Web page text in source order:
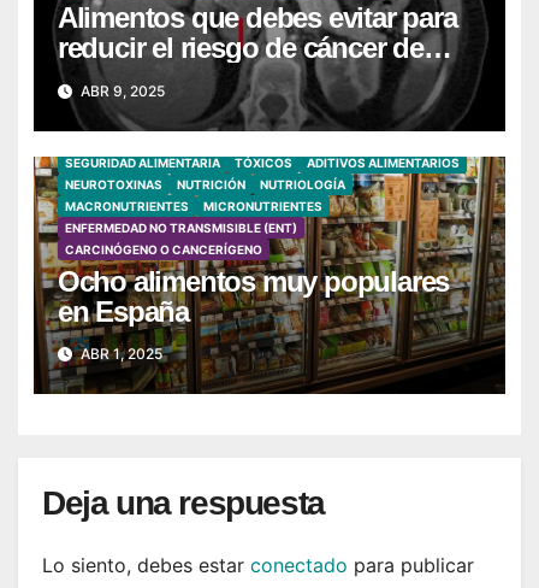
Alimentos que debes evitar para
reducir el riesgo de cáncer de
páncreas
ABR 9, 2025
SEGURIDAD ALIMENTARIA TÓXICOS
ADITIVOS ALIMENTARIOS
NEUROTOXINAS
NUTRICIÓN
NUTRIOLOGÍA
MACRONUTRIENTES
MICRONUTRIENTES
ENFERMEDAD NO TRANSMISIBLE (ENT)
CARCINÓGENO O CANCERÍGENO
Ocho alimentos muy populares
en España
ABR 1, 2025
Deja una respuesta
Lo siento, debes estar conectado para publicar